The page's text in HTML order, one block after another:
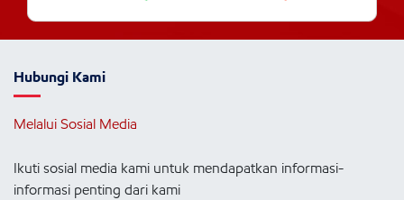
Hubungi Kami
Melalui Sosial Media
Ikuti sosial media kami untuk mendapatkan informasi-
informasi penting dari kami